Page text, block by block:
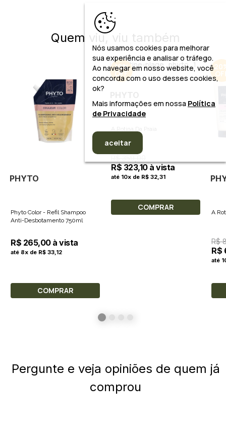
Quem viu, viu também
PHYTO
Phyto Color - Refil Shampoo
Anti-Desbotamento 750ml
R$ 265,00 à vista
até 8x de R$ 33,12
COMPRAR
10%
A Rotina Da Praia
R$ 323,10 à vista
até 10x de R$ 32,31
COMPRAR
A
R$
R$
até
Pergunte e veja opiniões de quem já
comprou
Nós usamos cookies para melhorar
sua experiência e analisar o tráfego.
Ao navegar em nosso website, você
concorda com o uso desses cookies,
ok?
Mais informações em nossa Política
de Privacidade
aceitar